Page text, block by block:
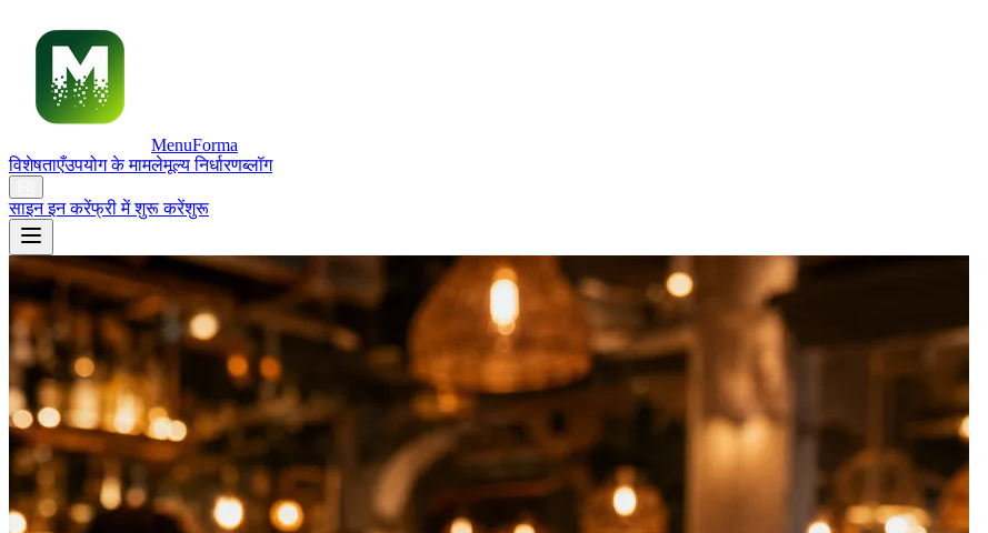
MenuForma
विशेषताएँउपयोग के मामलेमूल्य निर्धारणब्लॉग
साइन इन करेंफ्री में शुरू करेंशुरू